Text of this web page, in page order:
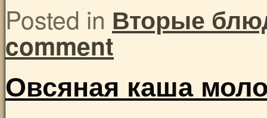
Posted in Вторые
comment
Овсяная каша